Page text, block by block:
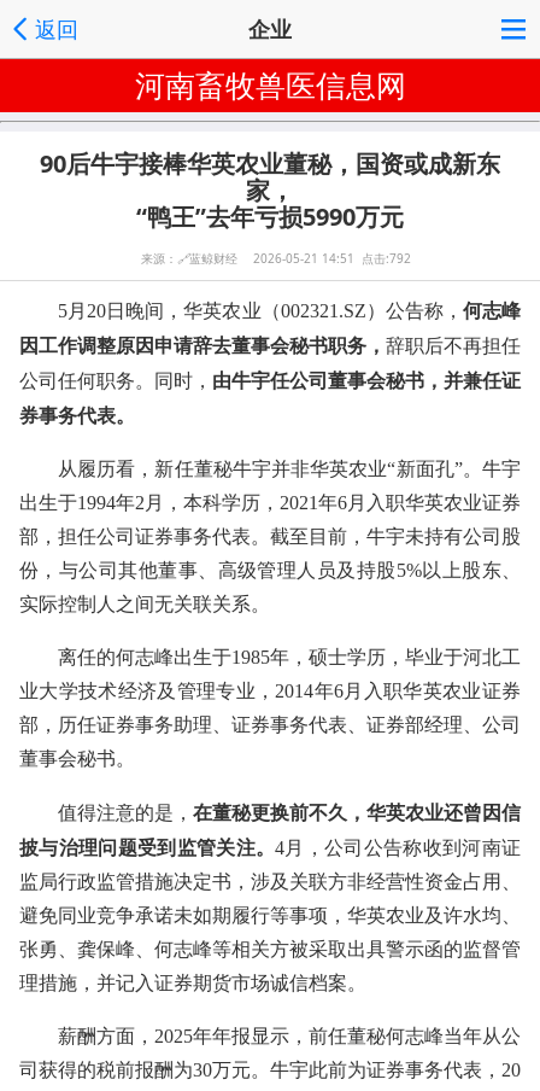
返回 企业
河南畜牧兽医信息网
90后牛宇接棒华英农业董秘，国资或成新东
家，
“鸭王”去年亏损5990万元
来源： 🔗蓝鲸财经 2026-05-21 14:51 点击:792
5月20日晚间，华英农业（002321.SZ）公告称， 何志峰
因工作调整原因申请辞去董事会秘书职务， 辞职后不再担任
公司任何职务。同时， 由牛宇任公司董事会秘书，并兼任证
券事务代表。
从履历看，新任董秘牛宇并非华英农业“新面孔”。牛宇
出生于1994年2月，本科学历，2021年6月入职华英农业证券
部，担任公司证券事务代表。截至目前，牛宇未持有公司股
份，与公司其他董事、高级管理人员及持股5%以上股东、
实际控制人之间无关联关系。
离任的何志峰出生于1985年，硕士学历，毕业于河北工
业大学技术经济及管理专业，2014年6月入职华英农业证券
部，历任证券事务助理、证券事务代表、证券部经理、公司
董事会秘书。
值得注意的是， 在董秘更换前不久，华英农业还曾因信
披与治理问题受到监管关注。4月，公司公告称收到河南证
监局行政监管措施决定书，涉及关联方非经营性资金占用、
避免同业竞争承诺未如期履行等事项，华英农业及许水均、
张勇、龚保峰、何志峰等相关方被采取出具警示函的监督管
理措施，并记入证券期货市场诚信档案。
薪酬方面，2025年年报显示，前任董秘何志峰当年从公
司获得的税前报酬为30万元。牛宇此前为证券事务代表，20